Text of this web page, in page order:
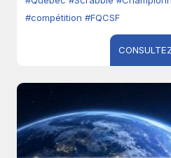
#compétition #FQCSF